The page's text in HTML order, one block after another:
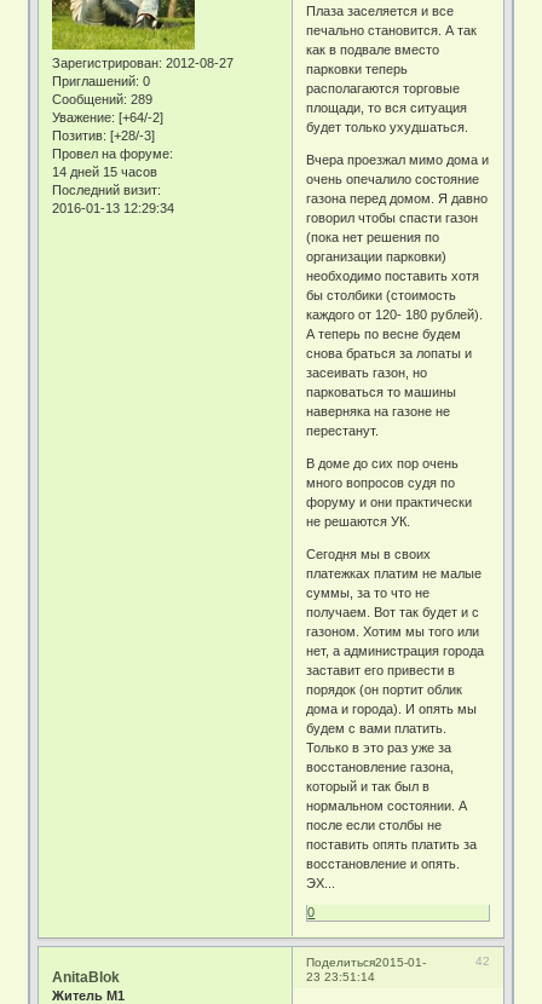
Зарегистрирован: 2012-08-27
Приглашений: 0
Сообщений: 289
Уважение: [+64/-2]
Позитив: [+28/-3]
Провел на форуме:
14 дней 15 часов
Последний визит:
2016-01-13 12:29:34
Плаза заселяется и все
печально становится. А так
как в подвале вместо
парковки теперь
располагаются торговые
площади, то вся ситуация
будет только ухудшаться.
Вчера проезжал мимо дома и
очень опечалило состояние
газона перед домом. Я давно
говорил чтобы спасти газон
(пока нет решения по
организации парковки)
необходимо поставить хотя
бы столбики (стоимость
каждого от 120- 180 рублей).
А теперь по весне будем
снова браться за лопаты и
засеивать газон, но
парковаться то машины
наверняка на газоне не
перестанут.
В доме до сих пор очень
много вопросов судя по
форуму и они практически
не решаются УК.
Сегодня мы в своих
платежках платим не малые
суммы, за то что не
получаем. Вот так будет и с
газоном. Хотим мы того или
нет, а администрация города
заставит его привести в
порядок (он портит облик
дома и города). И опять мы
будем с вами платить.
Только в это раз уже за
восстановление газона,
который и так был в
нормальном состоянии. А
после если столбы не
поставить опять платить за
восстановление и опять.
ЭХ...
0
Поделиться 42
2015-01-
23 23:51:14
AnitaBlok
Житель М1